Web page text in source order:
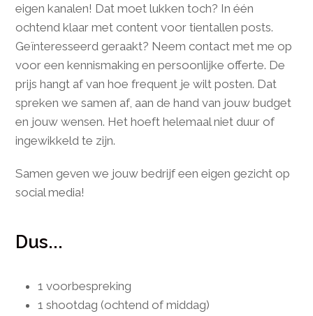
eigen kanalen! Dat moet lukken toch? In één
ochtend klaar met content voor tientallen posts.
Geïnteresseerd geraakt? Neem contact met me op
voor een kennismaking en persoonlijke offerte. De
prijs hangt af van hoe frequent je wilt posten. Dat
spreken we samen af, aan de hand van jouw budget
en jouw wensen. Het hoeft helemaal niet duur of
ingewikkeld te zijn.
Samen geven we jouw bedrijf een eigen gezicht op
social media!
Dus...
1 voorbespreking
1 shootdag (ochtend of middag)